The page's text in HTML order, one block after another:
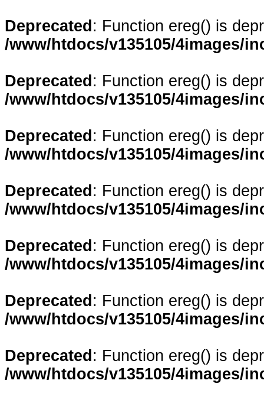
Deprecated : Function ereg() is
/www/htdocs/v135105/4images/
Deprecated : Function ereg() is
/www/htdocs/v135105/4images/
Deprecated : Function ereg() is
/www/htdocs/v135105/4images/
Deprecated : Function ereg() is
/www/htdocs/v135105/4images/
Deprecated : Function ereg() is
/www/htdocs/v135105/4images/
Deprecated : Function ereg() is
/www/htdocs/v135105/4images/
Deprecated : Function ereg() is
/www/htdocs/v135105/4images/